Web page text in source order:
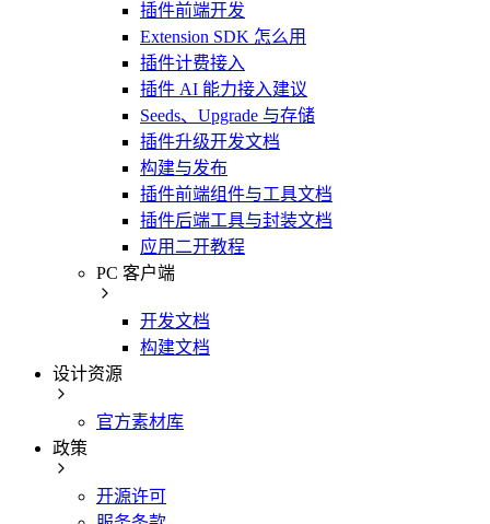
插件前端开发
Extension SDK 怎么用
插件计费接入
插件 AI 能力接入建议
Seeds、Upgrade 与存储
插件升级开发文档
构建与发布
插件前端组件与工具文档
插件后端工具与封装文档
应用二开教程
PC 客户端
开发文档
构建文档
设计资源
官方素材库
政策
开源许可